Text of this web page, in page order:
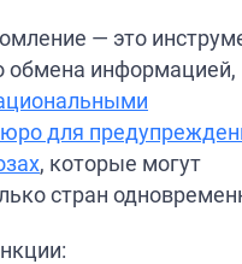
— это
обмена информацией,
для
, которые могут
стран